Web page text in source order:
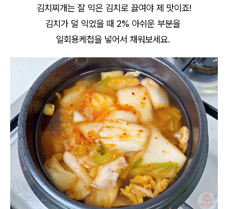
김치찌개는 잘 익은 김치로 끓여야 제 맛이죠!
김치가 덜 익었을 때 2% 아쉬운 부분을
일회용케첩을 넣어서 채워보세요.